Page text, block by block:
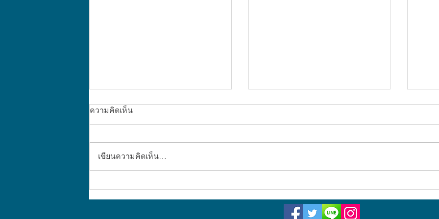
Time-based Wellness: ปรับ
ชีวิตให้ฟิตตามเวลา (3)
Time-based Wellness: ปรับ
ชีวิตให้ฟิตตามเวลา (2)
ชีวิต
ความคิดเห็น
เขียนความคิดเห็น…